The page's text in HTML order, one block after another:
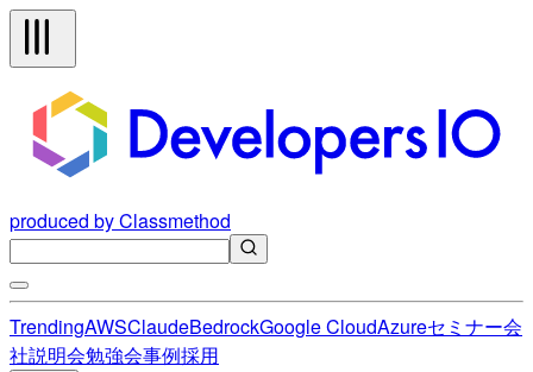
produced by Classmethod
TrendingAWSClaudeBedrockGoogle CloudAzureセミナー会
社説明会勉強会事例採用